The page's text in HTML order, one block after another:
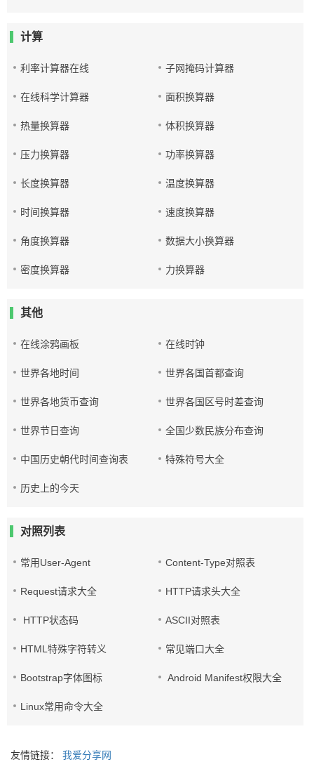
计算
利率计算器在线 子网掩码计算器
在线科学计算器 面积换算器
热量换算器 体积换算器
压力换算器 功率换算器
长度换算器 温度换算器
时间换算器 速度换算器
角度换算器 数据大小换算器
密度换算器 力换算器
其他
在线涂鸦画板 在线时钟
世界各地时间 世界各国首都查询
世界各地货币查询 世界各国区号时差查询
世界节日查询 全国少数民族分布查询
中国历史朝代时间查询表 特殊符号大全
历史上的今天
对照列表
常用User-Agent Content-Type对照表
Request请求大全 HTTP请求头大全
HTTP状态码 ASCII对照表
HTML特殊字符转义 常见端口大全
Bootstrap字体图标 Android Manifest权限大全
Linux常用命令大全
友情链接： 我爱分享网